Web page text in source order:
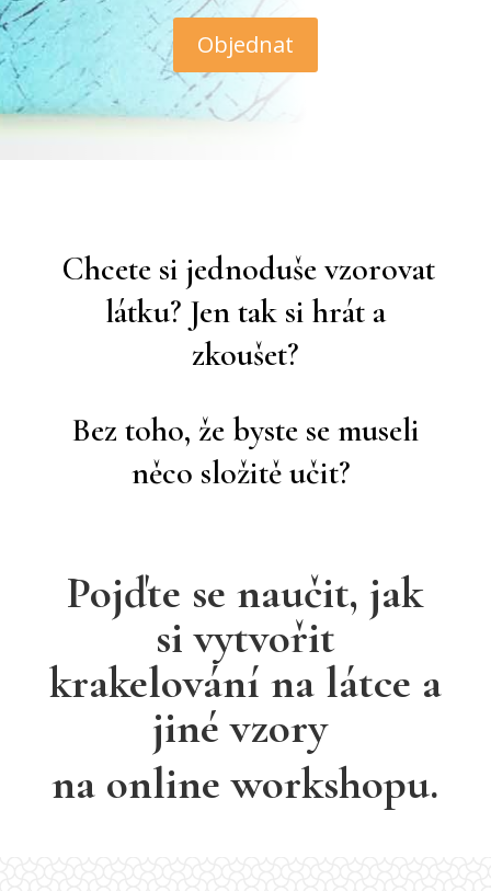
Objednat
Chcete si jednoduše vzorovat
látku? Jen tak si hrát a
zkoušet?
Bez toho, že byste se museli
něco složitě učit?
Pojďte se naučit, jak
si vytvořit
krakelování na látce a
jiné vzory
na online workshopu.